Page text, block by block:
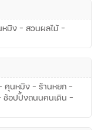
มิง – สวนผลไม้ –
คุนหมิง – ร้านหยก –
ช้อปปิ้งถนนคนเดิน –